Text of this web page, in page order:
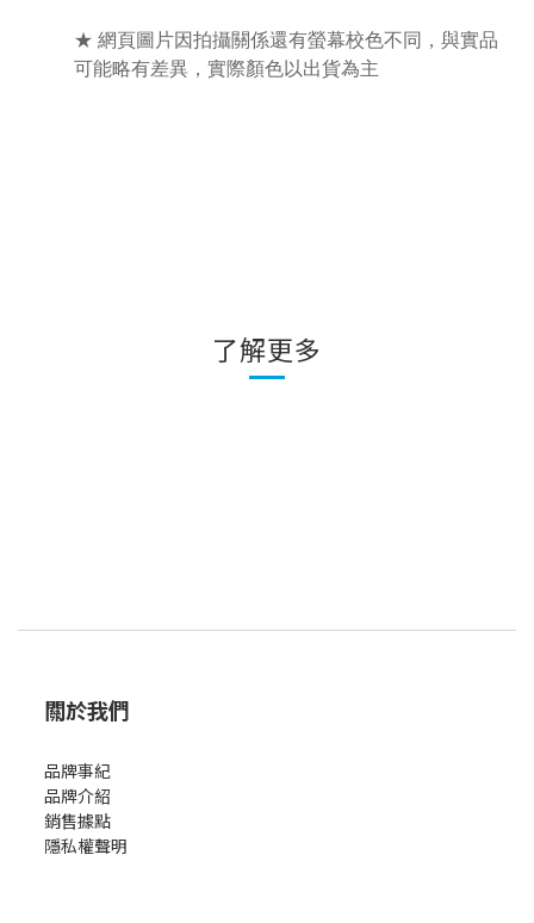
★ 網頁圖片因拍攝關係還有螢幕校色不同，與實品
可能略有差異，實際顏色以出貨為主
了解更多
關於我們
品牌事紀
品牌介紹
銷售據點
隱私權聲明